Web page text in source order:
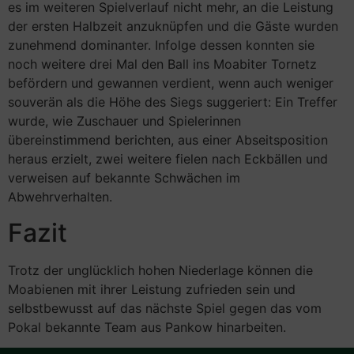
es im weiteren Spielverlauf nicht mehr, an die Leistung
der ersten Halbzeit anzuknüpfen und die Gäste wurden
zunehmend dominanter. Infolge dessen konnten sie
noch weitere drei Mal den Ball ins Moabiter Tornetz
befördern und gewannen verdient, wenn auch weniger
souverän als die Höhe des Siegs suggeriert: Ein Treffer
wurde, wie Zuschauer und Spielerinnen
übereinstimmend berichten, aus einer Abseitsposition
heraus erzielt, zwei weitere fielen nach Eckbällen und
verweisen auf bekannte Schwächen im
Abwehrverhalten.
Fazit
Trotz der unglücklich hohen Niederlage können die
Moabienen mit ihrer Leistung zufrieden sein und
selbstbewusst auf das nächste Spiel gegen das vom
Pokal bekannte Team aus Pankow hinarbeiten.